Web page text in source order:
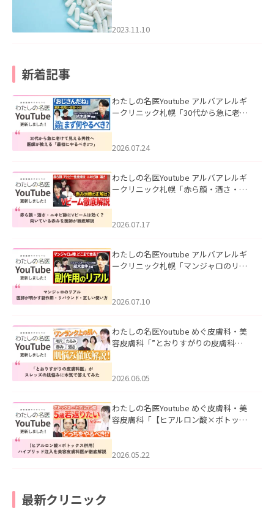
2023.11.10
新着記事
わたしの名医Youtube アルバアレルギ
ークリニック札幌「30代から急に老け
た。
2026.07.24
わたしの名医Youtube アルバアレルギ
ークリニック札幌「赤ら顔・酒さ・ニ
した。
2026.07.17
わたしの名医Youtube アルバアレルギ
ークリニック札幌「マンジャロのリア
た。
2026.07.10
わたしの名医Youtube めぐ皮膚科・美
容皮膚科「”とおりすがりの皮膚科
2026.06.05
わたしの名医Youtube めぐ皮膚科・美
容皮膚科「【ヒアルロン酸×ボトック
た。
2026.05.22
最新クリニック